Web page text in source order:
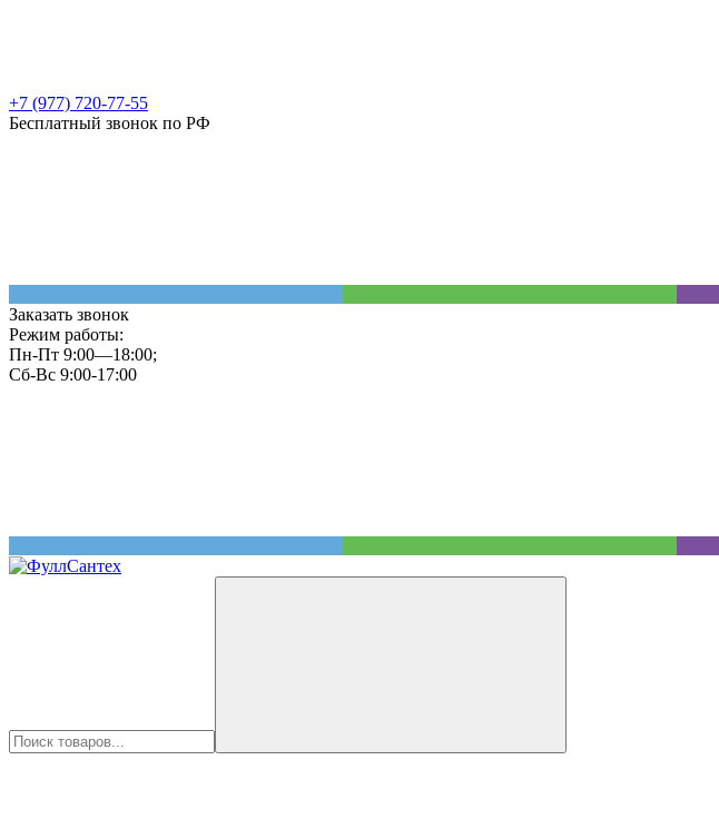
+7 (977) 720-77-55
Бесплатный звонок по РФ
Заказать звонок
Режим работы:
Пн-Пт 9:00—18:00;
Сб-Вс 9:00-17:00